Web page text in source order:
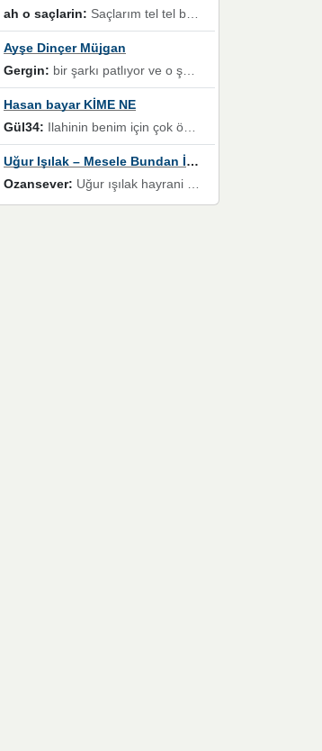
ah o saçlarin: Saçlarım tel tel beyazlıyor beyazlagına degil yanımda sen yoksun ona üzülüyorum günler bir bir geçiyor geçen günlere değil sensiz geçen günlere darılıyorum,Dinledikce asla kavusamayacagim ama asla unutamicagim sevdiğim adam için yanar içim
Ayşe Dinçer Müjgan
Gergin: bir şarkı patlıyor ve o şarkıyı millet her paylaşımın altına koyuyor ve öyle bir durum hal alıyor ki şarkıyı dinlemeden şarkıdan bikıyorsun Ama bu enteresan bir şekilde dillere dolanıyor millet olarak seviyoruz dertlerle boğuşurken bir yandan da göbek atmayi))) diyeceklerim bu kadar güzel hoş bir sayfa emeğinize sağlık arkadaşlar kolay gelsin
Hasan bayar KİME NE
Gül34: Ilahinin benim için çok özel bir yeri var İlk çıktığında komşum ne kadar yüksek sesle dinliyorsa orada duymuştum ve YouTube'dan aratıp Bu ilahiyi bulmuştum ve sonra müdavimi oldum günlük Ben de 3-5 kere dinleyip ezberleyip artık ilahiye bende eşlik ediyorum yüksek sesle Allah razı olsun hizmet nimettir Rabbim sizin zahmetlerinize de hayırlı nimetler versin Selam ve dua ile Allah'a emanet olun
Uğur Işılak – Mesele Bundan İbaret
Ozansever: Uğur ışılak hayrani olarak eski yeni tüm eserlerini keyifle huzurla dinleyenlerden birisiyim, emeğine saygı duyan gönül veren bunu en güzel şekilde sevenlerine ulaştıran siz değerli sayfa yöneticilerine de teşekkür ederim